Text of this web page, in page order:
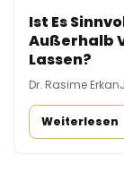
Ist Es
Außerhalb
Lassen?
Dr. Rasime Erkan
Weiterlesen